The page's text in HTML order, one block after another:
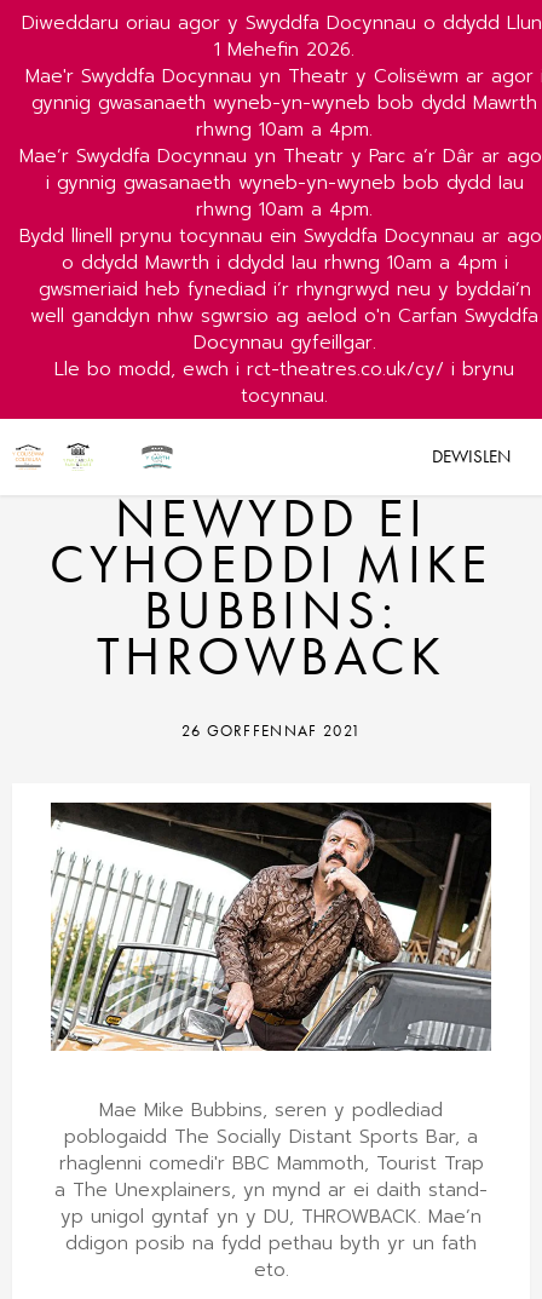
Diweddaru oriau agor y Swyddfa Docynnau o ddydd
1 Mehefin 2026.
Mae'r Swyddfa Docynnau yn Theatr y Colisëwm ar agor
gynnig gwasanaeth wyneb-yn-wyneb bob dydd Mawrth
rhwng 10am a 4pm.
Mae’r Swyddfa Docynnau yn Theatr y Parc a’r Dâr ar
i gynnig gwasanaeth wyneb-yn-wyneb bob dydd Iau
rhwng 10am a 4pm.
Bydd llinell prynu tocynnau ein Swyddfa Docynnau ar
o ddydd Mawrth i ddydd Iau rhwng 10am a 4pm i
gwsmeriaid heb fynediad i’r rhyngrwyd neu y byddai’n
well ganddyn nhw sgwrsio ag aelod o'n Carfan Swyddfa
Docynnau gyfeillgar.
Lle bo modd, ewch i rct-theatres.co.uk/cy/ i brynu
tocynnau.
DEWISLEN
NEWYDD EI
CYHOEDDI MIKE
BUBBINS:
THROWBACK
26 GORFFENNAF 2021
Mae Mike Bubbins, seren y podlediad
poblogaidd The Socially Distant Sports Bar, a
rhaglenni comedi'r BBC Mammoth, Tourist Trap
a The Unexplainers, yn mynd ar ei daith stand-
yp unigol gyntaf yn y DU, THROWBACK. Mae’n
ddigon posib na fydd pethau byth yr un fath
eto.